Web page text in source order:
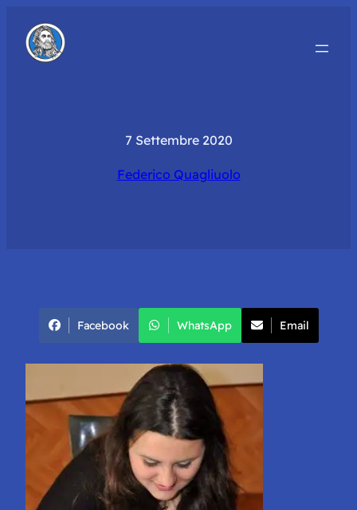
7 Settembre 2020
Federico Quagliuolo
Facebook WhatsApp Email